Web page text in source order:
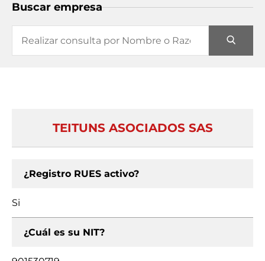
Buscar empresa
TEITUNS ASOCIADOS SAS
¿Registro RUES activo?
Si
¿Cuál es su NIT?